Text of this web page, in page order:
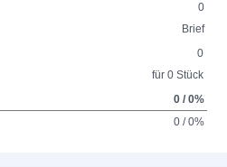
0
Brief
0
für 0 Stück
0 / 0%
0 / 0%